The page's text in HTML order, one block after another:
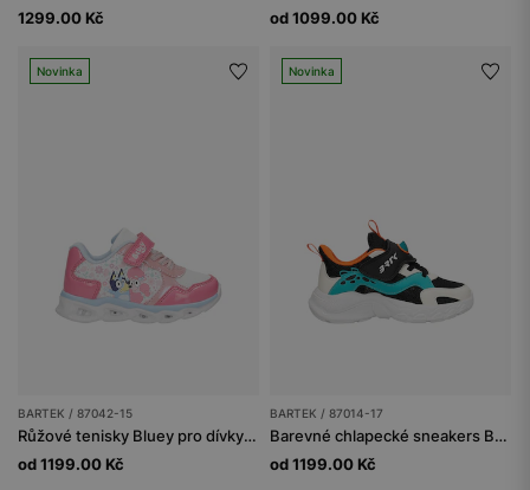
1299.00 Kč
od 1099.00 Kč
Novinka
BARTEK / 87042-15
Růžové tenisky Bluey pro dívky BARTEK 87042-15
od 1199.00 Kč
Novinka
BARTEK / 87014-17
Barevné chlapecké sneakers BARTEK 87014-17
od 1199.00 Kč